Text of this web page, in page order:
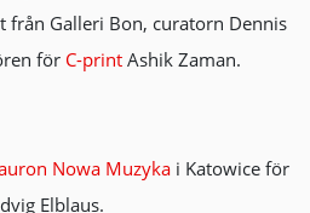
från Galleri Bon, curatorn Dennis
för C-print Ashik Zaman.
Nowa Muzyka i Katowice för
Elblaus.